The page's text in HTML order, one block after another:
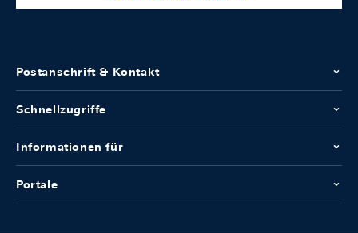
Postanschrift & Kontakt
Schnellzugriffe
Informationen für
Portale